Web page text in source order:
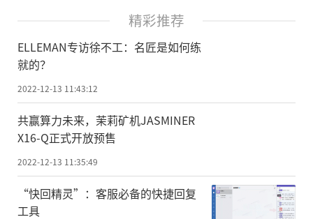
精彩推荐
ELLEMAN专访徐不工：名匠是如何练
就的？
2022-12-13 11:43:12
共赢算力未来，茉莉矿机JASMINER
X16-Q正式开放预售
2022-12-13 11:35:49
“快回精灵”：客服必备的快捷回复
工具